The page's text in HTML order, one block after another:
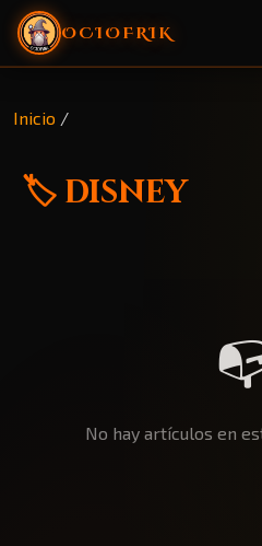
OCIOFRIK
Inicio /
🏷️ disney
No hay artículos en